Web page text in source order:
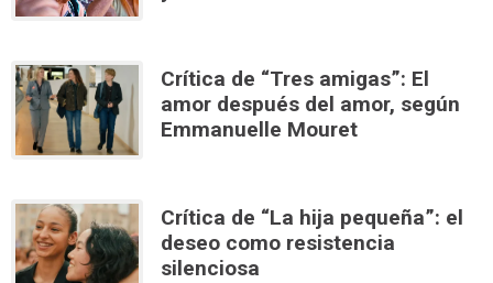
Crítica de “Tres amigas”: El
amor después del amor, según
Emmanuelle Mouret
Crítica de “La hija pequeña”: el
deseo como resistencia
silenciosa